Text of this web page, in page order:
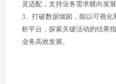
灵适配，支持业务需求横向发展
3、打破数据烟囱，能以可视化
析平台，探索关键活动的结果
业务高效发展。